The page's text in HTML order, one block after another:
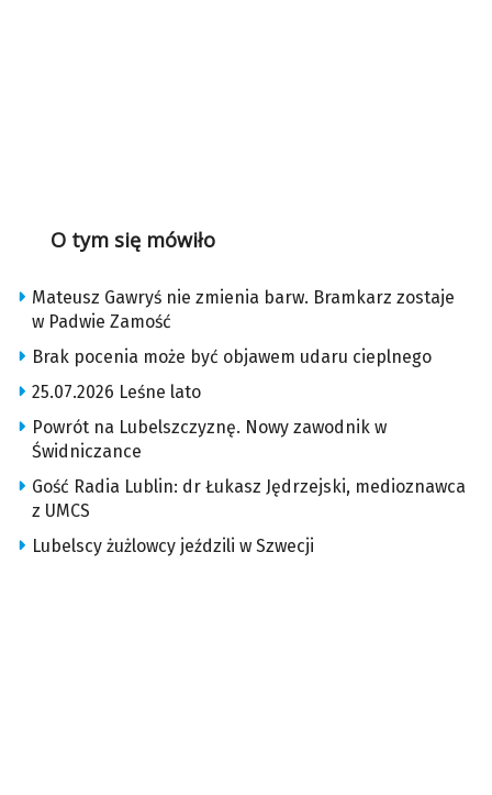
O tym się mówiło
Mateusz Gawryś nie zmienia barw. Bramkarz zostaje
w Padwie Zamość
Brak pocenia może być objawem udaru cieplnego
25.07.2026 Leśne lato
Powrót na Lubelszczyznę. Nowy zawodnik w
Świdniczance
Gość Radia Lublin: dr Łukasz Jędrzejski, medioznawca
z UMCS
Lubelscy żużlowcy jeździli w Szwecji